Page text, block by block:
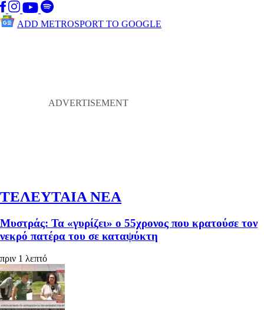
ADD METROSPORT TO GOOGLE
ΤΕΛΕΥΤΑΙΑ ΝΕΑ
Μυστράς: Τα «γυρίζει» ο 55χρονος που κρατούσε τον
νεκρό πατέρα του σε καταψύκτη
πριν 1 λεπτό